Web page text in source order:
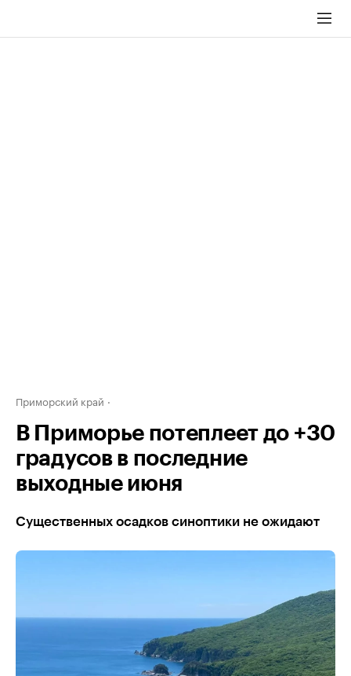
Приморский край
В Приморье потеплеет до +30
градусов в последние
выходные июня
Существенных осадков синоптики не ожидают